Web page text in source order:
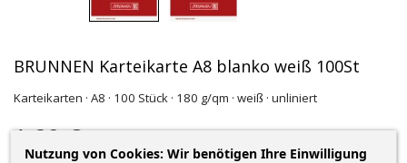
BRUNNEN Karteikarte A8 blanko weiß 100St
Karteikarten · A8 · 100 Stück · 180 g/qm · weiß · unliniert
1,89 €
Nutzung von Cookies: Wir benötigen Ihre Einwilligung